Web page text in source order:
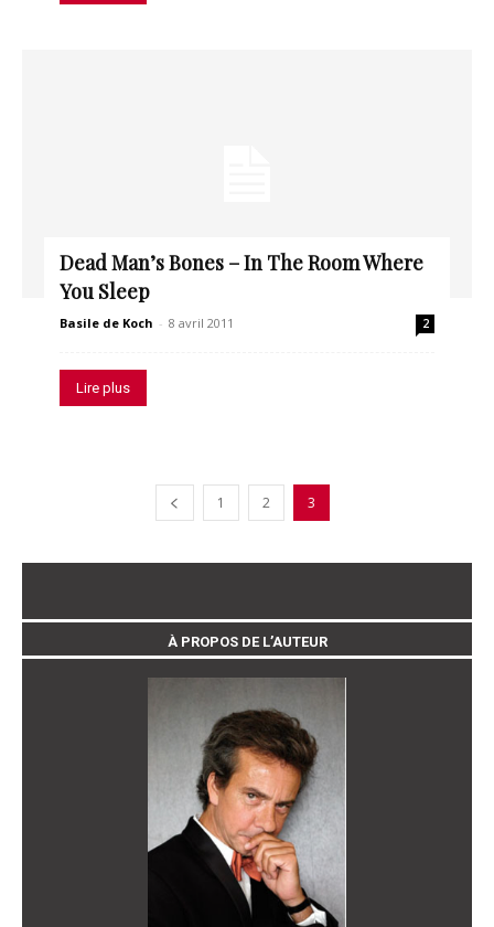
Dead Man’s Bones – In The Room Where
You Sleep
Basile de Koch - 8 avril 2011 2
Lire plus
1 2 3
À PROPOS DE L’AUTEUR